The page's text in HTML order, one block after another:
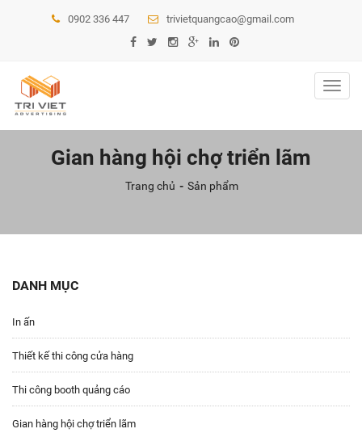
0902 336 447 trivietquangcao@gmail.com
Gian hàng hội chợ triển lãm
Trang chủ Sản phẩm
DANH MỤC
In ấn
Thiết kế thi công cửa hàng
Thi công booth quảng cáo
Gian hàng hội chợ triển lãm